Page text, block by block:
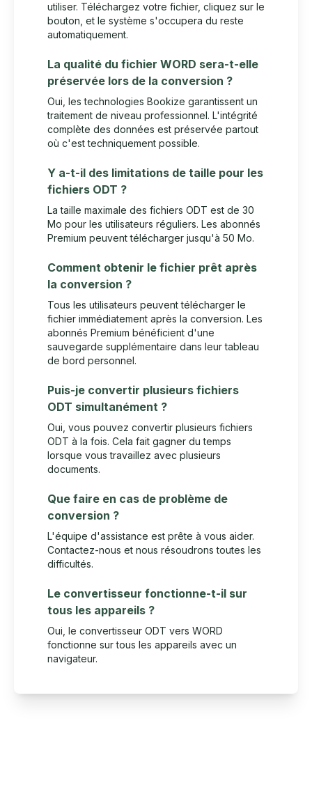
utiliser. Téléchargez votre fichier, cliquez sur le
bouton, et le système s'occupera du reste
automatiquement.
La qualité du fichier WORD sera-t-elle
préservée lors de la conversion ?
Oui, les technologies Bookize garantissent un
traitement de niveau professionnel. L'intégrité
complète des données est préservée partout
où c'est techniquement possible.
Y a-t-il des limitations de taille pour les
fichiers ODT ?
La taille maximale des fichiers ODT est de 30
Mo pour les utilisateurs réguliers. Les abonnés
Premium peuvent télécharger jusqu'à 50 Mo.
Comment obtenir le fichier prêt après
la conversion ?
Tous les utilisateurs peuvent télécharger le
fichier immédiatement après la conversion. Les
abonnés Premium bénéficient d'une
sauvegarde supplémentaire dans leur tableau
de bord personnel.
Puis-je convertir plusieurs fichiers
ODT simultanément ?
Oui, vous pouvez convertir plusieurs fichiers
ODT à la fois. Cela fait gagner du temps
lorsque vous travaillez avec plusieurs
documents.
Que faire en cas de problème de
conversion ?
L'équipe d'assistance est prête à vous aider.
Contactez-nous et nous résoudrons toutes les
difficultés.
Le convertisseur fonctionne-t-il sur
tous les appareils ?
Oui, le convertisseur ODT vers WORD
fonctionne sur tous les appareils avec un
navigateur.